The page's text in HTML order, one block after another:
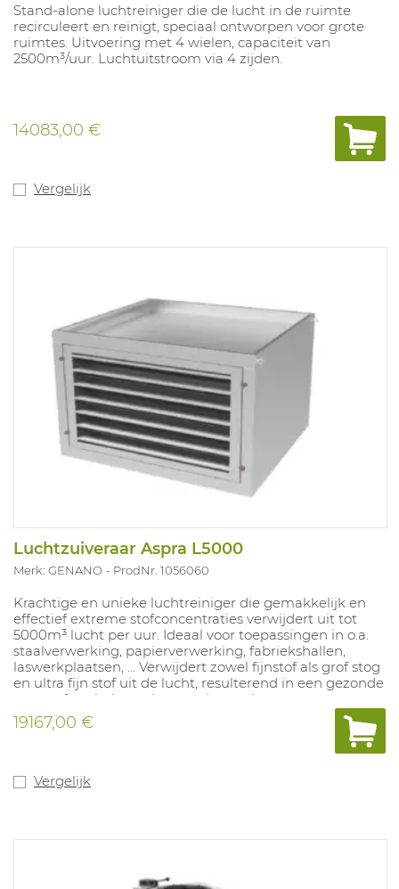
Stand-alone luchtreiniger die de lucht in de ruimte
recirculeert en reinigt, speciaal ontworpen voor grote
ruimtes. Uitvoering met 4 wielen, capaciteit van
2500m³/uur. Luchtuitstroom via 4 zijden.
14083,00 €
Vergelijk
Luchtzuiveraar Aspra L5000
Merk: GENANO ProdNr. 1056060
Krachtige en unieke luchtreiniger die gemakkelijk en
effectief extreme stofconcentraties verwijdert uit tot
5000m³ lucht per uur. Ideaal voor toepassingen in o.a.
staalverwerking, papierverwerking, fabriekshallen,
laswerkplaatsen, ... Verwijdert zowel fijnstof als grof stog
en ultra fijn stof uit de lucht, resulterend in een gezonde
en comfortabele werkomgeving en lagere
schoonmaakkosten.
19167,00 €
Vergelijk